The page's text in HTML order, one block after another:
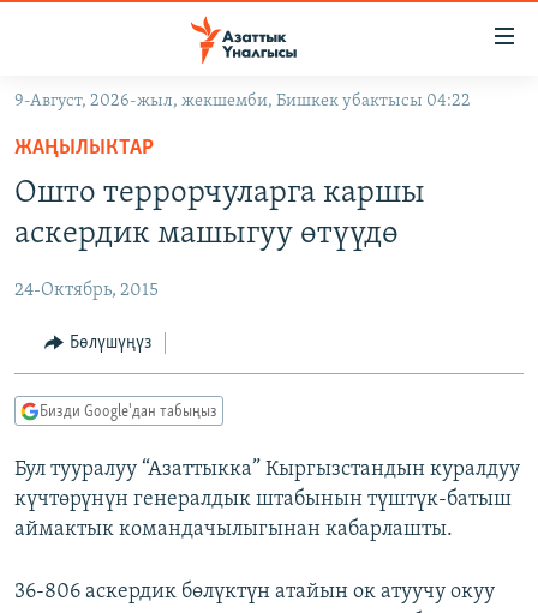
Навигацияга
өтүңүз
Издөөгө
салыңызКЫРГЫЗСТАН
ЭКОНОМИКА
МАДАНИЯТ
БОРБОР АЗИЯ
УКРАИНА
АТАЙЫН ИЛИКТӨӨ
ТВ ПРОГРАММАЛАР
ЭКСПЕРТТЕР ТАЛДАЙТ
БИЗ ЖАНА ДҮЙНӨ
ДАНИСТЕ
АЗАТТЫК+
ӨЗГӨЧӨ ПИКИР
Русский
9-Август, 2026-жыл, жекшемби, Бишкек убактысы 04:22
ЖАҢЫЛЫКТАР
Ошто террорчуларга каршы
аскердик машыгуу өтүүдө
24-Октябрь, 2015
Бөлүшүңүз
Бизди Google'дан табыңыз
Бул тууралуу “Азаттыкка” Кыргызстандын куралдуу
күчтөрүнүн генералдык штабынын түштүк-батыш
аймактык командачылыгынан кабарлашты.
36-806 аскердик бөлүктүн атайын ок атуучу окуу